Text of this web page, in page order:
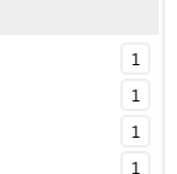
1
1
1
1